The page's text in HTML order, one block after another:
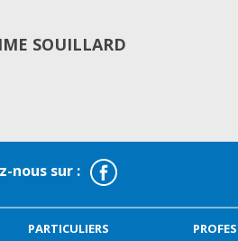
SOUILLARD
nous sur : Facebook
PARTICULIERS